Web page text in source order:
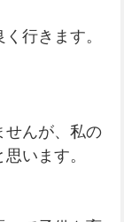
行きます。
せんが、私の
います。